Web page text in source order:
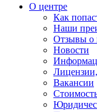
О центре
Как
Наши
Отзывы о
Новости
Вакансии